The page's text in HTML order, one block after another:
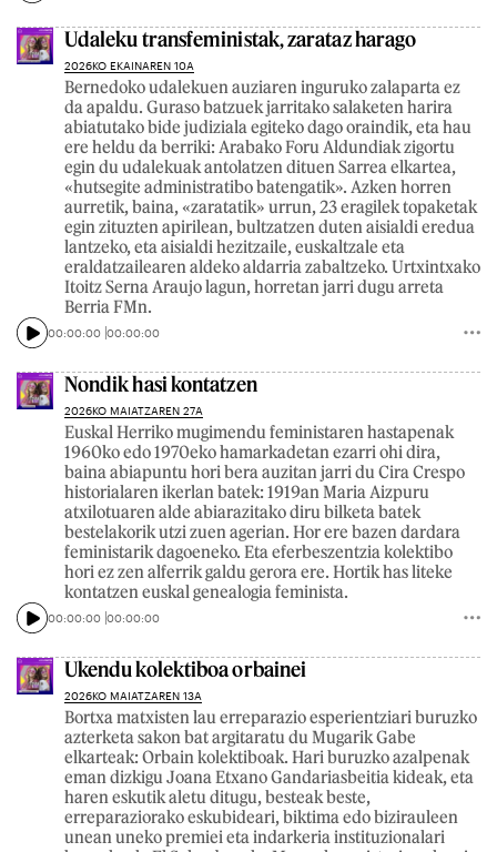
Udaleku transfeministak, zarataz harago
2026KO EKAINAREN 10A
Bernedoko udalekuen auziaren inguruko zalaparta ez
da apaldu. Guraso batzuek jarritako salaketen harira
abiatutako bide judiziala egiteko dago oraindik, eta hau
ere heldu da berriki: Arabako Foru Aldundiak zigortu
egin du udalekuak antolatzen dituen Sarrea elkartea,
«hutsegite administratibo batengatik». Azken horren
aurretik, baina, «zaratatik» urrun, 23 eragilek topaketak
egin zituzten apirilean, bultzatzen duten aisialdi eredua
lantzeko, eta aisialdi hezitzaile, euskaltzale eta
eraldatzailearen aldeko aldarria zabaltzeko. Urtxintxako
Itoitz Serna Araujo lagun, horretan jarri dugu arreta
Berria FMn.
00:00:00 00:00:00
Nondik hasi kontatzen
2026KO MAIATZAREN 27A
Euskal Herriko mugimendu feministaren hastapenak
1960ko edo 1970eko hamarkadetan ezarri ohi dira,
baina abiapuntu hori bera auzitan jarri du Cira Crespo
historialaren ikerlan batek: 1919an Maria Aizpuru
atxilotuaren alde abiarazitako diru bilketa batek
bestelakorik utzi zuen agerian. Hor ere bazen dardara
feministarik dagoeneko. Eta eferbeszentzia kolektibo
hori ez zen alferrik galdu gerora ere. Hortik has liteke
kontatzen euskal genealogia feminista.
00:00:00 00:00:00
Ukendu kolektiboa orbainei
2026KO MAIATZAREN 13A
Bortxa matxisten lau erreparazio esperientziari buruzko
azterketa sakon bat argitaratu du Mugarik Gabe
elkarteak: Orbain kolektiboak. Hari buruzko azalpenak
eman dizkigu Joana Etxano Gandariasbeitia kideak, eta
haren eskutik aletu ditugu, besteak beste,
erreparaziorako eskubideari, biktima edo bizirauleen
unean uneko premiei eta indarkeria instituzionalari